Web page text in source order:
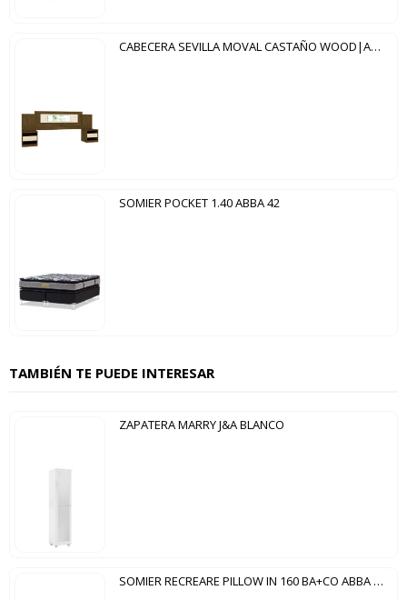
CABECERA SEVILLA MOVAL CASTAÑO WOOD|AVELLANA WOOD
SOMIER POCKET 1.40 ABBA 42
TAMBIÉN TE PUEDE INTERESAR
ZAPATERA MARRY J&A BLANCO
SOMIER RECREARE PILLOW IN 160 BA+CO ABBA BORDO